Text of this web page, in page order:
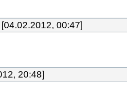
[04.02.2012, 00:47]
20:48]